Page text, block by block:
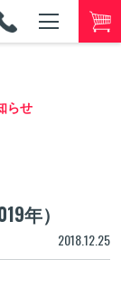
TEL
らせ
年）
2018.12.25